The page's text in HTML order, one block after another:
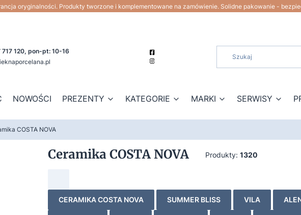
oryginalności. Produkty tworzone i komplementowane na zamówienie. Solidne pakowanie -
717 120, pon-pt: 10-16
NOWOŚCI PREZENTY KATEGORIE MARKI SERWISY
COSTA NOVA
Ceramika COSTA NOVA Produkty: 1320
CERAMIKA COSTA NOVA SUMMER BLISS VILA